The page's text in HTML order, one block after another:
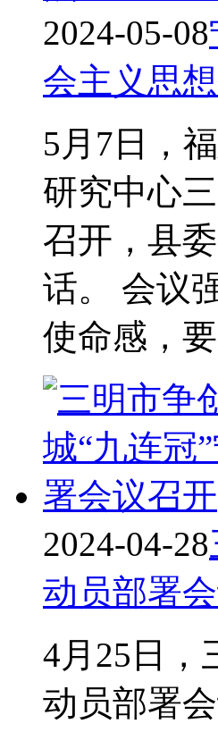
2024-05-08
会主义思
5月7日，
研究中心
召开，县
话。 会议
使命感，
2024-04-28
动员部署
4月25日，
动员部署